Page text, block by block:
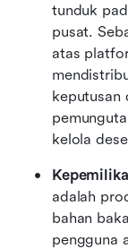
tunduk
pusat.
atas
keputusan
kelola
adalah
bahan
pengguna